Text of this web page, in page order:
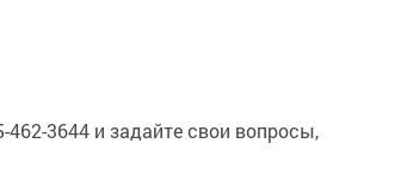
462-3644 и задайте свои вопросы,